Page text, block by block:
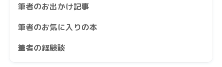
筆者のお出かけ記事
筆者のお気に入りの本
筆者の経験談